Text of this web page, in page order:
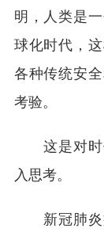
明，人类是
球化时代，
各种传统安
考验。
这是对时
入思考。
新冠肺炎